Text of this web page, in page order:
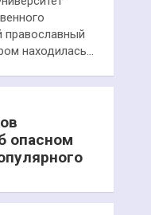
православный
находилась…
опасном